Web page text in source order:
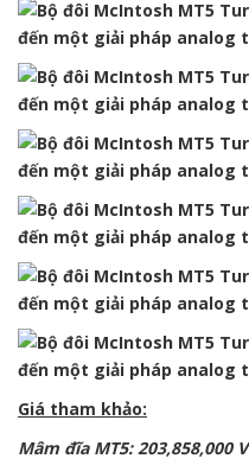
Giá tham khảo:
Mâm đĩa MT5: 203,858,000